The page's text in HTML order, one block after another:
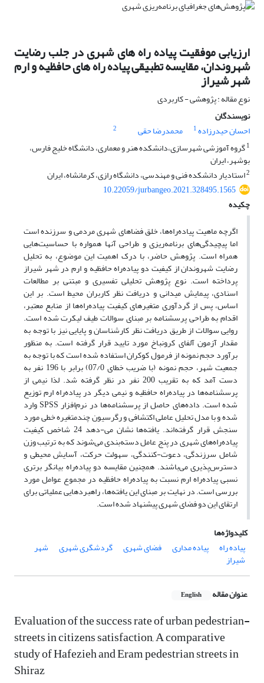
ارزیابی موفقیت پیاده راه های شهری در جلب رضایت
شهروندان، مقایسه تطبیقی پیاده راه های حافظیه و ارم
شهر شیراز
نوع مقاله : پژوهشی - کاربردی
نویسندگان
احسان حیدرزاده1 محمدرضا حقی
2
1گروه آموزشی شهرسازی،دانشکده هنر و معماری، دانشگاه خلیج فارس،
بوشهر، ایران
2استادیار دانشکده فنی و مهندسی، دانشگاه رازی، کرمانشاه، ایران
10.22059/jurbangeo.2021.328495.1565
چکیده
اگرچه ماهیت پیاده‌راه‌ها، خلق فضاهای شهری مردمی و سرزنده است
اما پیچیدگی‌های برنامه‌ریزی و طراحی آنها همواره با حساسیت‌هایی
همراه است. پژوهش حاضر، با درک اهمیت این موضوع، به تحلیل
رضایت شهروندان از کیفیت دو پیاده‌راه حافظیه و ارم در شهر شیراز
پرداخته است. نوع پژوهش تحلیلی تفسیری و مبتنی بر مطالعات
اسنادی، پیمایش میدانی و دریافت نظر کاربران محیط است. بر این
اساس، پس از گردآوری متغیرهای کیفیت پیاده‌راه‌ها از منابع معتبر،
اقدام به طراحی پرسشنامه بر مبنای سوالات طیف لیکرت شده است.
روایی سوالات از طریق دریافت نظر کارشناسان و پایایی نیز با توجه به
مقدار آزمون آلفای کرونباخ مورد تایید قرار گرفته است. به منظور
برآورد حجم نمونه از فرمول کوکران استفاده شده است که با توجه به
جمعیت شهر، حجم نمونه (با ضریب خطای 07/0) برابر با 196 نفر به
دست آمد که به تقریب 200 نفر در نظر گرفته شد. لذا نیمی از
پرسشنامه‌ها در پیاده‌راه حافظیه و نیمی دیگر در پیاده‌راه ارم توزیع
شده است. داده‌های حاصل از پرسشنامه‌ها در نرم‌افزار SPSS وارد
شده و با مدل تحلیل عاملی اکتشافی و رگرسیون چندمتغیره خطی مورد
سنجش قرار گرفته‌اند. یافته‌ها نشان می-دهد 24 شاخص کیفیت
پیاده‌راه‌های شهری در پنج عامل دسته‌بندی می‌شوند که به ترتیب وزن
شامل سرزندگی، دعوت-کنندگی، سهولت حرکت، آسایش محیطی و
دسترس‌پذیری می‌باشند. همچنین مقایسه دو پیاده‌راه بیانگر برتری
نسبی پیاده‌راه ارم نسبت به پیاده‌راه حافظیه در مجموع عوامل مورد
بررسی است. در نهایت بر مبنای این یافته‌ها، راهبردهایی عملیاتی برای
ارتقای این دو فضای شهری پیشنهاد شده است.
کلیدواژه‌ها
پیاده راه
پیاده مداری فضای شهری گردشگری شهری شهر
شیراز
عنوان مقاله English
Evaluation of the success rate of urban pedestrian-
streets in citizens satisfaction, A comparative
study of Hafezieh and Eram pedestrian streets in
Shiraz